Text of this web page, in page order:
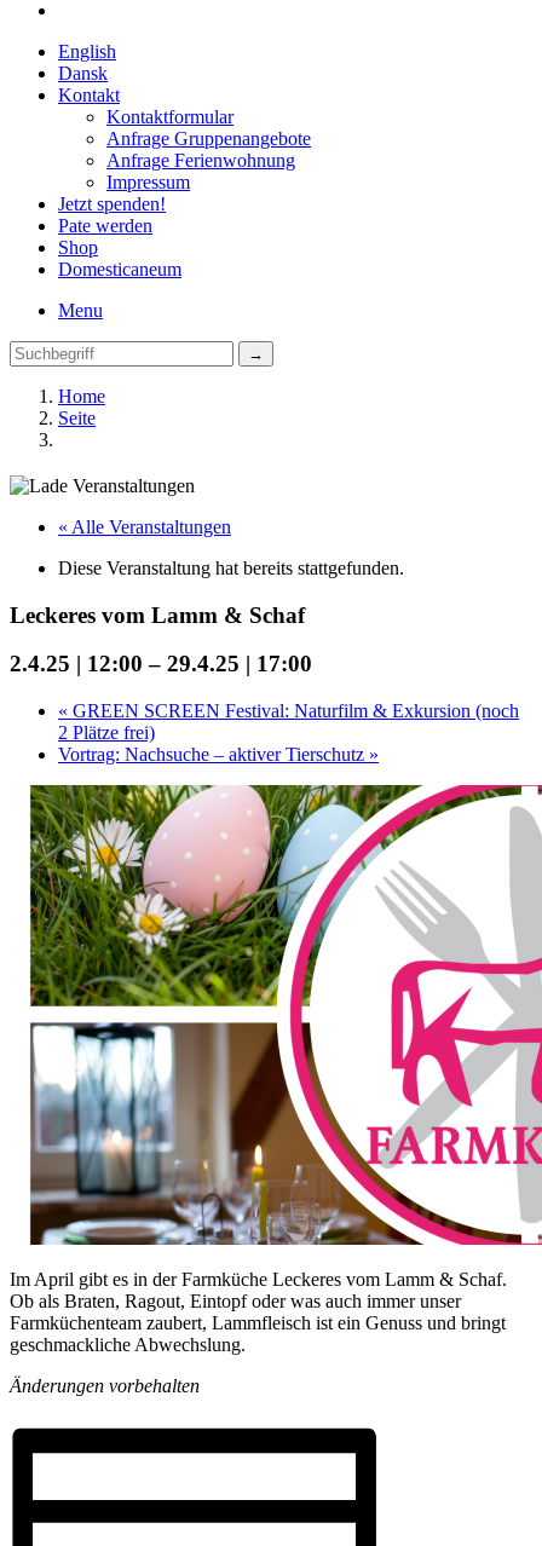
English
Dansk
Kontakt
Kontaktformular
Anfrage Gruppenangebote
Anfrage Ferienwohnung
Impressum
Jetzt spenden!
Pate werden
Shop
Domesticaneum
Menu
Home
Seite
« Alle Veranstaltungen
Diese Veranstaltung hat bereits stattgefunden.
Leckeres vom Lamm & Schaf
2.4.25 | 12:00 – 29.4.25 | 17:00
« GREEN SCREEN Festival: Naturfilm & Exkursion (noch
2 Plätze frei)
Vortrag: Nachsuche – aktiver Tierschutz »
Im April gibt es in der Farmküche Leckeres vom Lamm & Schaf.
Ob als Braten, Ragout, Eintopf oder was auch immer unser
Farmküchenteam zaubert, Lammfleisch ist ein Genuss und bringt
geschmackliche Abwechslung.
Änderungen vorbehalten